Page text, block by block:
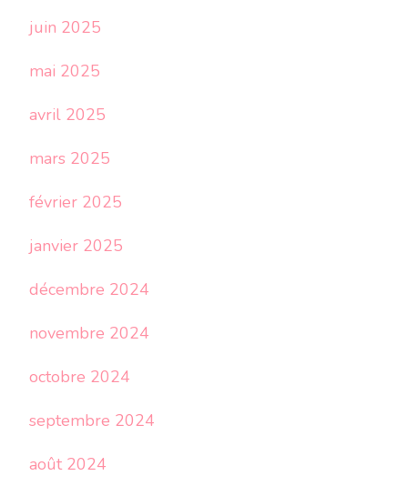
juin 2025
mai 2025
avril 2025
mars 2025
février 2025
janvier 2025
décembre 2024
novembre 2024
octobre 2024
septembre 2024
août 2024